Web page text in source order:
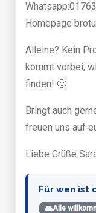
Homepage
Alleine? Kein
kommt vorbei,
finden! 🙂
Bringt auch
freuen uns auf
Liebe Grüße
Für wen ist
👥Alle